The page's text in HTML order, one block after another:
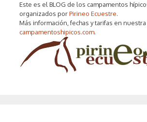
Este es el BLOG de los campamentos
organizados porPirineo Ecuestre.
Más información, fechas y tarifas en
campamentoshipicos.com.